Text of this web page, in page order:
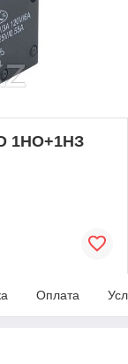
1НО+1НЗ
Оплата